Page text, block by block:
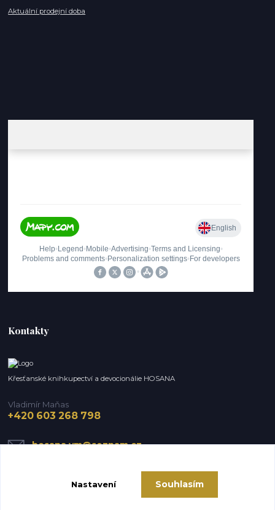
Aktuální prodejní doba
Kontakty
Křesťanské knihkupectví a devocionálie HOSANA
Vladimír Maňas
+420 603 268 798
hosana.vm@seznam.cz
Nastavení Souhlasím